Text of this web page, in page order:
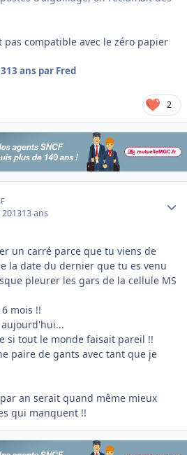
pas compatible avec le zéro papier
13 ans par Fred
2
13 ans
un carré parce que tu viens de
la date du dernier que tu es venu
pleurer les gars de la cellule MS
mois !!
si tout le monde faisait pareil !!
paire de gants avec tant que je
an serait quand même mieux
qui manquent !!